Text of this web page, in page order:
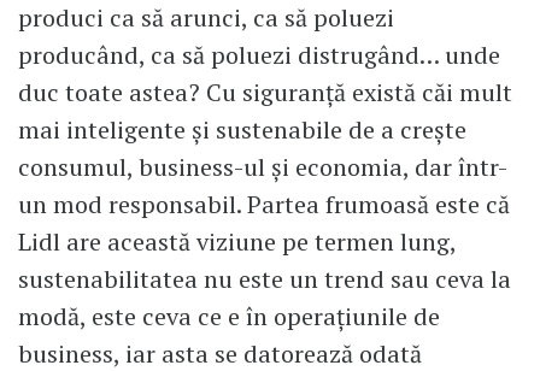
produci ca să arunci, ca să poluezi
producând, ca să poluezi distrugând… unde
duc toate astea? Cu siguranță există căi mult
mai inteligente și sustenabile de a crește
consumul, business-ul și economia, dar într-
un mod responsabil. Partea frumoasă este că
Lidl are această viziune pe termen lung,
sustenabilitatea nu este un trend sau ceva la
modă, este ceva ce e în operațiunile de
business, iar asta se datorează odată